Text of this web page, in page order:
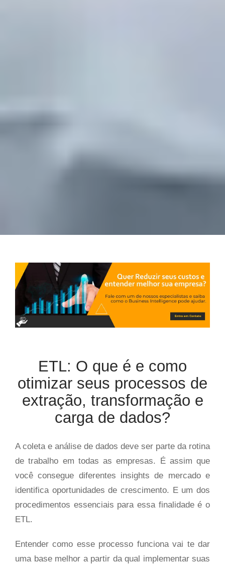
ETL: O que é e como
otimizar seus processos de
extração, transformação e
carga de dados?
A coleta e análise de dados deve ser parte da rotina
de trabalho em todas as empresas. É assim que
você consegue diferentes insights de mercado e
identifica oportunidades de crescimento. E um dos
procedimentos essenciais para essa finalidade é o
ETL.
Entender como esse processo funciona vai te dar
uma base melhor a partir da qual implementar suas